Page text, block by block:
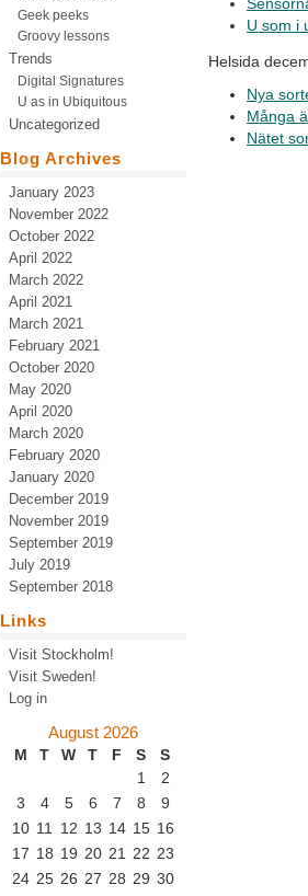
U som i
Helsida
Nya
Många
Nätet
Geek peeks
Groovy lessons
Trends
Digital Signatures
U as in Ubiquitous
Uncategorized
Blog Archives
January 2023
November 2022
October 2022
April 2022
March 2022
April 2021
March 2021
February 2021
October 2020
May 2020
April 2020
March 2020
February 2020
January 2020
December 2019
November 2019
September 2019
July 2019
September 2018
Links
Visit Stockholm!
Visit Sweden!
Log in
August 2026
M T W T F S
S
1
2
3
4 5 6 7 8
9
10 11 12 13 14 15 16
17 18 19 20 21 22 23
24 25 26 27 28 29 30